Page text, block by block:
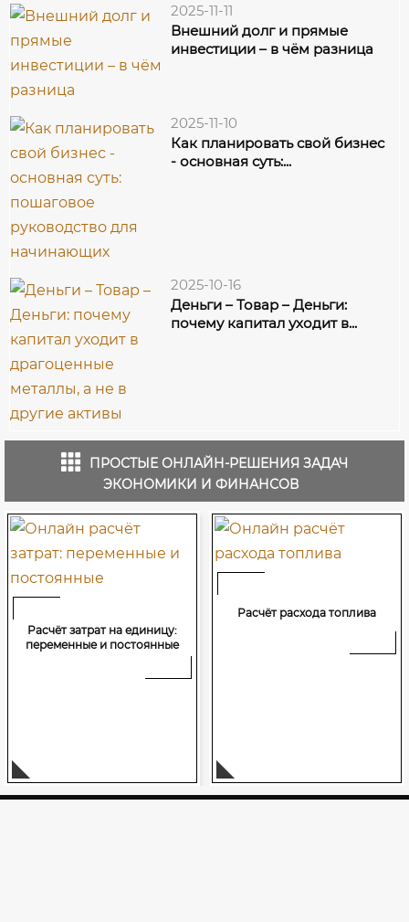
2025-11-11
Внешний долг и прямые
инвестиции – в чём разница
2025-11-10
Как планировать свой бизнес
- основная суть:...
2025-10-16
Деньги – Товар – Деньги:
почему капитал уходит в...
ПРОСТЫЕ ОНЛАЙН-РЕШЕНИЯ ЗАДАЧ
ЭКОНОМИКИ И ФИНАНСОВ
Расчёт затрат на единицу:
переменные и постоянные
Расчёт расхода топлива